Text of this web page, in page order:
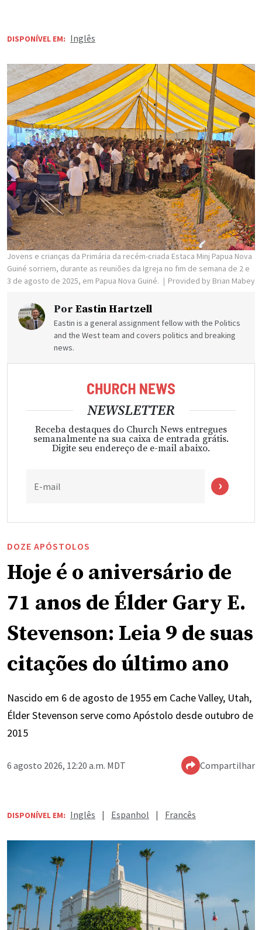
DISPONÍVEL EM: Inglês
Jovens e crianças da Primária da recém-criada Estaca Minj Papua Nova
Guiné sorriem, durante as reuniões da Igreja no fim de semana de 2 e
3 de agosto de 2025, em Papua Nova Guiné.
Provided by Brian Mabey
Por Eastin Hartzell
Eastin is a general assignment fellow with the Politics
and the West team and covers politics and breaking
news.
NEWSLETTER
Receba destaques do Church News entregues
semanalmente na sua caixa de entrada grátis.
Digite seu endereço de e-mail abaixo.
E-mail
DOZE APÓSTOLOS
Hoje é o aniversário de
71 anos de Élder Gary E.
Stevenson: Leia 9 de suas
citações do último ano
Nascido em 6 de agosto de 1955 em Cache Valley, Utah,
Élder Stevenson serve como Apóstolo desde outubro de
2015
6 agosto 2026, 12:20 a.m. MDT Compartilhar
DISPONÍVEL EM: Inglês | Espanhol | Francês